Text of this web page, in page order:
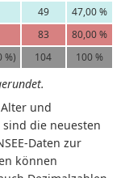
49
47,00 %
83
80,00 %
%) 104 100 %
und
sind die neuesten
Daten zur
können